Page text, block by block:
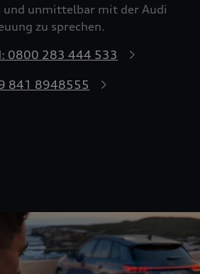
und unmittelbar mit der Audi
zu sprechen.
0800 283 444 533
841 8948555